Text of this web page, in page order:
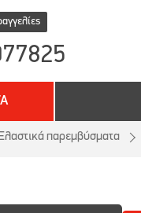
παρεμβύσματα